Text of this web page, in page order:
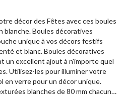
décor des Fêtes avec ces boules
Boules décoratives
unique à vos décors festifs
et blanc. Boules décoratives
un excellent ajout à n'importe quel
Utilisez-les pour illuminer votre
en verre pour un décor unique.
blanches de 80 mm chacune